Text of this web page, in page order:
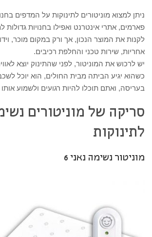
ניתן למצוא מוניטורים לתינוקות על המדפים
פארמים, אתרי אינטרנט ואפילו בחנויות
לקנות את המוצר הנכון, אך ורק במקום מוכר,
אחריות, שירות טכני והחלפת רכיבים.
יש לרכוש את המוניטור, לפני שהתינוק יוצא
כשהוא יגיע הביתה מבית החולים, הוא יוכל
בעריסה, ואתם תוכלו להיות רגועים ולשמוע
סריקה של מוניטורים
לתינוקות
מוניטור נשימה נאני 6